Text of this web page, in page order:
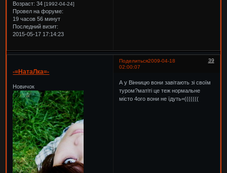
Возраст: 34[1992-04-24]
Провел на форуме:
19 часов 56 минут
Последний визит:
2015-05-17 17:14:23
Поделиться 39
2009-04-18
02:00:07
-=НатаЛка=-
Новичок
А у Вінницю вони завітають зі своїм
туром?матіті це теж нормальне
місто 4ого вони не їдуть=(((((((